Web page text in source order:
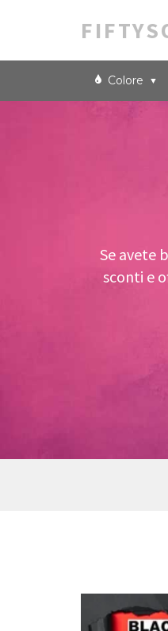
Colore
Se avete
sconti e